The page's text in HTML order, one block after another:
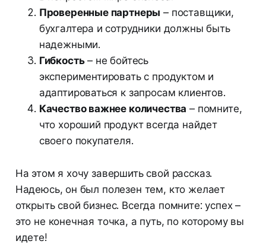
Проверенные партнеры – поставщики,
бухгалтера и сотрудники должны быть
надежными.
Гибкость– не бойтесь
экспериментировать с продуктом и
адаптироваться к запросам клиентов.
Качество важнее количества – помните,
что хороший продукт всегда найдет
своего покупателя.
На этом я хочу завершить свой рассказ.
Надеюсь, он был полезен тем, кто желает
открыть свой бизнес. Всегда помните: успех –
это не конечная точка, а путь, по которому вы
идете!